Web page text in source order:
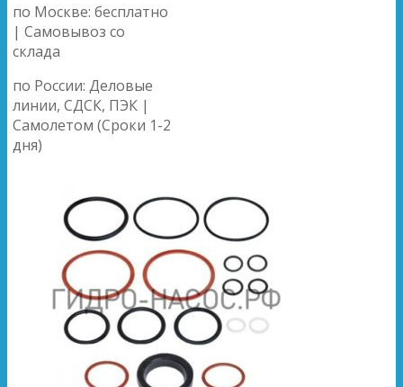
по Москве: бесплатно
| Самовывоз со
склада
по России: Деловые
линии, СДСК, ПЭК |
Самолетом (Сроки 1-2
дня)